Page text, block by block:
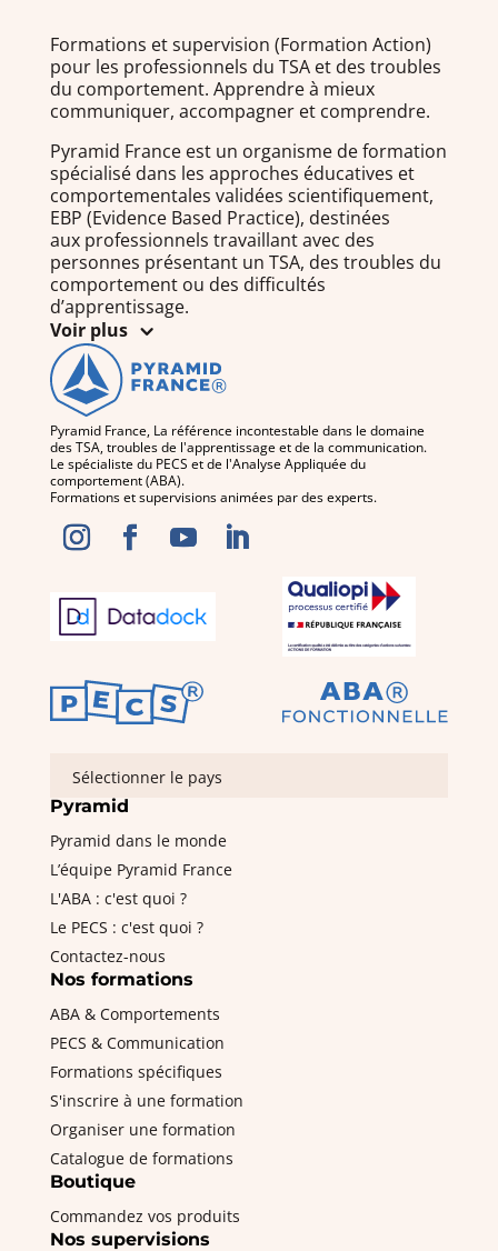
Formations et supervision (Formation Action)
pour les professionnels du TSA et des troubles
du comportement. Apprendre à mieux
communiquer, accompagner et comprendre.
Pyramid France est un organisme de formation
spécialisé dans les approches éducatives et
comportementales validées scientifiquement,
EBP (Evidence Based Practice), destinées
aux professionnels travaillant avec des
personnes présentant un TSA, des troubles du
comportement ou des difficultés
d’apprentissage.
Voir plus
Pyramid France, La référence incontestable dans le domaine
des TSA, troubles de l'apprentissage et de la communication.
Le spécialiste du PECS et de l'Analyse Appliquée du
comportement (ABA).
Formations et supervisions animées par des experts.
Sélectionner le pays
Pyramid
Pyramid dans le monde
L’équipe Pyramid France
L'ABA : c'est quoi ?
Le PECS : c'est quoi ?
Contactez-nous
Nos formations
ABA & Comportements
PECS & Communication
Formations spécifiques
S'inscrire à une formation
Organiser une formation
Catalogue de formations
Boutique
Commandez vos produits
Nos supervisions